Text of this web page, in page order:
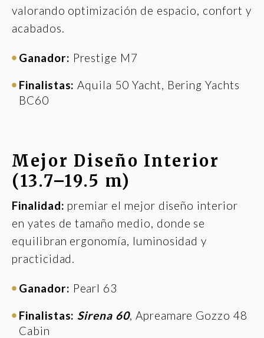
valorando optimización de espacio, confort y
acabados.
Ganador: Prestige M7
Finalistas: Aquila 50 Yacht, Bering Yachts
BC60
Mejor Diseño Interior
(13.7–19.5 m)
Finalidad: premiar el mejor diseño interior
en yates de tamaño medio, donde se
equilibran ergonomía, luminosidad y
practicidad.
Ganador: Pearl 63
Finalistas: Sirena 60, Apreamare Gozzo 48
Cabin